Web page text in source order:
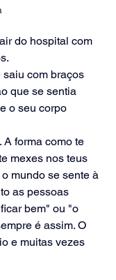
do hospital com
saiu com braços
que se sentia
o seu corpo
A forma como te
mexes nos teus
mundo se sente à
as pessoas
bem" ou "o
é assim. O
e muitas vezes